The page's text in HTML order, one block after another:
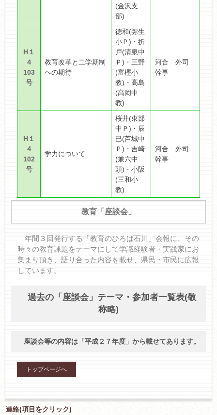
(金沢支
部)
H１
４
103
号
教育改革と二学期制
への期待
徳和(弥生
小Ｐ)・折
戸(清泉中
Ｐ)・三野
(富樫小
教)・高島
(高岡中
教)
河合 外司
幹事
H１
４
102
号
学力について
桜井(東部
中Ｐ)・辰
巳(芦城中
Ｐ)・吉崎
(兼六中
頭)・小阪
(三和小
教)
河合 外司
幹事
教育「座談会」
年間３回発行する「教育のひろば石川」会報に、その
時々の教育課題をテーマにして学識経験者・実践家にお
集まり頂き、語り合った内容を載せ、県民・市民に広報
しています。
過去の「座談会」テーマ・参加者一覧表(敬
称略)
座談会等の内容は「平成２７年度」から載せてあります。
トップページへ
連絡(項目をクリック)